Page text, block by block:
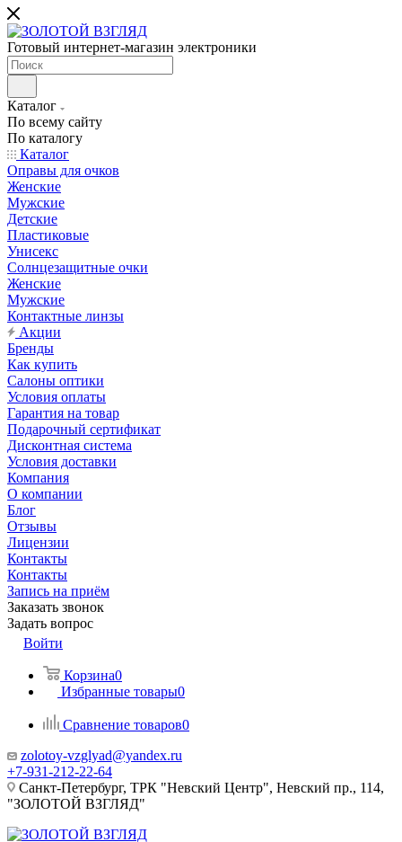
Готовый интернет-магазин электроники
Каталог
По всему сайту
По каталогу
Каталог
Оправы для очков
Женские
Мужские
Детские
Пластиковые
Унисекс
Солнцезащитные очки
Женские
Мужские
Контактные линзы
Акции
Бренды
Как купить
Салоны оптики
Условия оплаты
Гарантия на товар
Подарочный сертификат
Дисконтная система
Условия доставки
Компания
О компании
Блог
Отзывы
Лицензии
Контакты
Контакты
Запись на приём
Заказать звонок
Задать вопрос
Войти
Корзина0
Избранные товары0
Сравнение товаров0
zolotoy-vzglyad@yandex.ru
+7-931-212-22-64
Санкт-Петербург, ТРК "Невский Центр", Невский пр., 114,
"ЗОЛОТОЙ ВЗГЛЯД"